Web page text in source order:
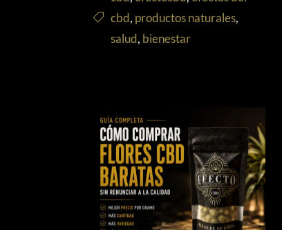
cbd, productos naturales,
salud, bienestar